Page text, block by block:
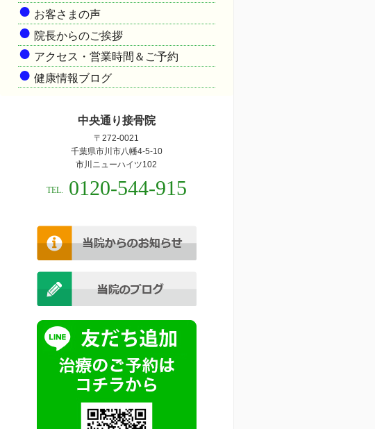
● お客さまの声
● 院長からのご挨拶
● アクセス・営業時間＆ご予約
● 健康情報ブログ
中央通り接骨院
〒272-0021
千葉県市川市八幡4-5-10
市川ニューハイツ102
TEL. 0120-544-915